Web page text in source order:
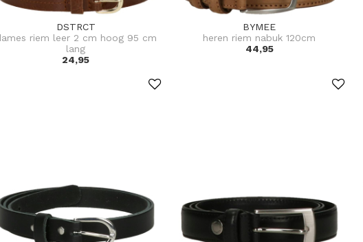
DSTRCT
riem leer 2 cm hoog 95 cm
lang
24,95
BYMEE
heren riem nabuk 120cm
44,95